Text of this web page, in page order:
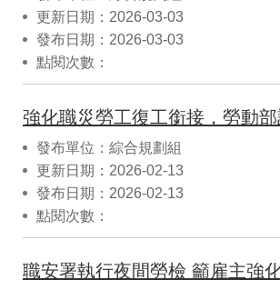
更新日期：2026-03-03
發布日期：2026-03-03
點閱次數：
發布單位：綜合規劃組
更新日期：2026-02-13
發布日期：2026-02-13
點閱次數：